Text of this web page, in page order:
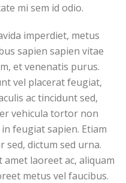
mi sem id odio.
imperdiet, metus
sapien sapien vitae
et venenatis purus.
vel placerat feugiat,
ac tincidunt sed,
vehicula tortor non
feugiat sapien. Etiam
sed, dictum sed urna.
amet laoreet ac, aliquam
metus vel faucibus.